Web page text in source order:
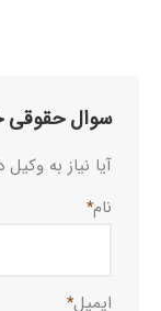
سوال حقوقی
آیا نیاز به
نام*
ایمیل*